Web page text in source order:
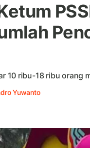
10 ribu-18 ribu orang
Yuwanto